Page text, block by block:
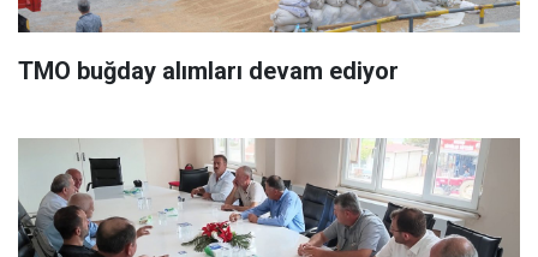
TMO buğday alımları devam ediyor